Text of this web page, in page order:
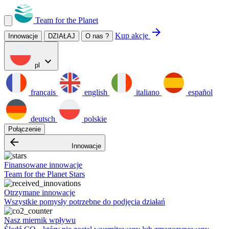
Team for the Planet
Innowacje DZIAŁAJ O nas ? Kup akcje arrow_forward
pl expand_more
français english italiano español
deutsch polskie
Połączenie
arrow_backward Innowacje
Finansowane innowacje
Team for the Planet Stars
Otrzymane innowacje
Wszystkie pomysły potrzebne do podjęcia działań
Nasz miernik wpływu